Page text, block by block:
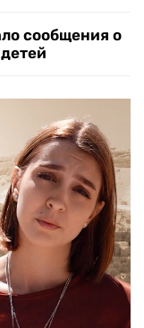
сообщения о